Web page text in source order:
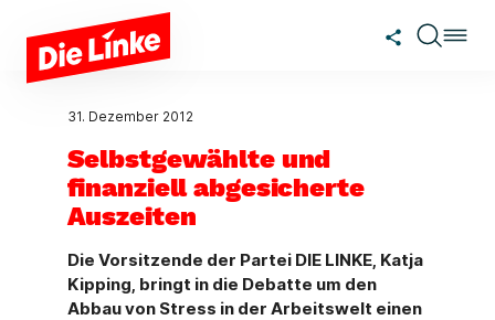
Zum Hauptinhalt springen
31. Dezember 2012
Selbstgewählte und
finanziell abgesicherte
Auszeiten
Die Vorsitzende der Partei DIE LINKE, Katja
Kipping, bringt in die Debatte um den
Abbau von Stress in der Arbeitswelt einen